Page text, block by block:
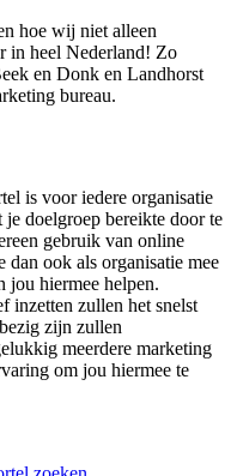
hoe wij niet alleen
in heel Nederland! Zo
en Donk en Landhorst
bureau.
is voor iedere organisatie
doelgroep bereikte door te
gebruik van online
ook als organisatie mee
jou hiermee helpen.
inzetten zullen het snelst
zijn zullen
meerdere marketing
om jou hiermee te